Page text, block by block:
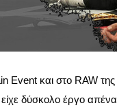
και στο RAW
δύσκολο έργο